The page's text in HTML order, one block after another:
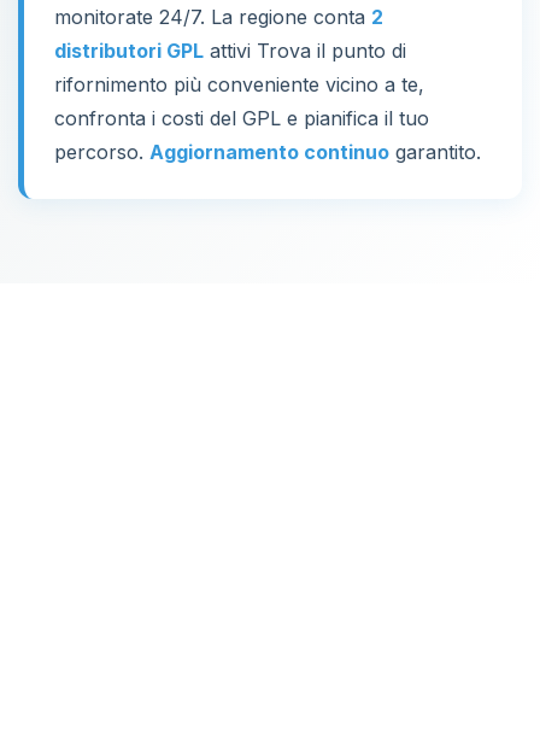
monitorate 24/7. La regione conta 2
distributori GPL attivi Trova il punto di
rifornimento più conveniente vicino a te,
confronta i costi del GPL e pianifica il tuo
percorso. Aggiornamento continuo garantito.